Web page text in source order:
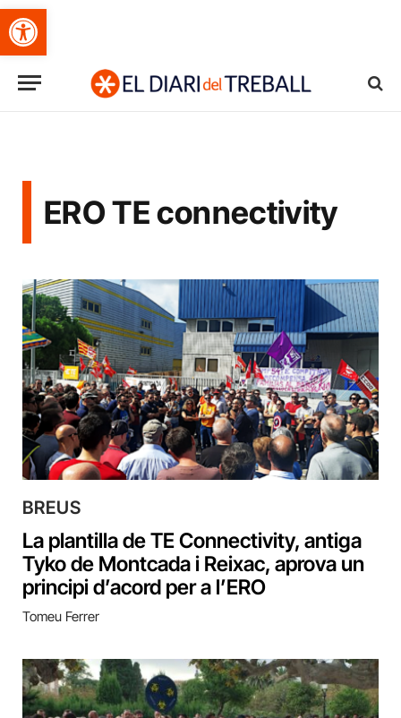
Obre la barra d'eines
ERO TE connectivity
BREUS
La plantilla de TE Connectivity, antiga
Tyko de Montcada i Reixac, aprova un
principi d’acord per a l’ERO
Tomeu Ferrer